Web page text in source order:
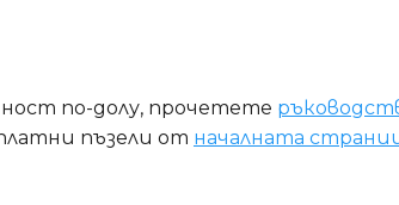
по-долу, прочетете
пъзели от началната